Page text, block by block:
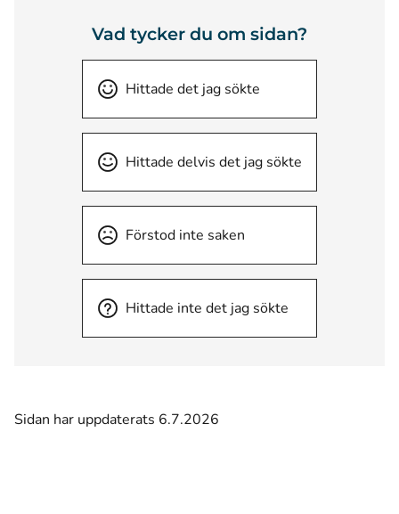
Vad tycker du om sidan?
Hittade det jag sökte
Hittade delvis det jag sökte
Förstod inte saken
Hittade inte det jag sökte
Sidan har uppdaterats 6.7.2026